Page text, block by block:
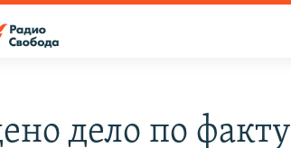
дело по факту